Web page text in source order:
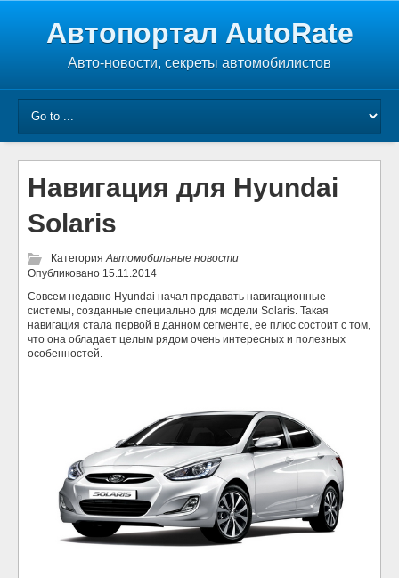
Автопортал AutoRate
Авто-новости, секреты автомобилистов
Навигация для Hyundai
Solaris
КатегорияАвтомобильные новости
Опубликовано 15.11.2014
Совсем недавно Hyundai начал продавать навигационные
системы, созданные специально для модели Solaris. Такая
навигация стала первой в данном сегменте, ее плюс состоит с том,
что она обладает целым рядом очень интересных и полезных
особенностей.